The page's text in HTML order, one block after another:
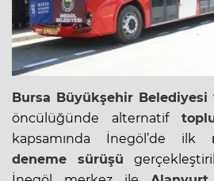
Bursa Büyükşehir Belediyesi
öncülüğünde alternatif
kapsamında İnegöl’de ilk
deneme sürüşü